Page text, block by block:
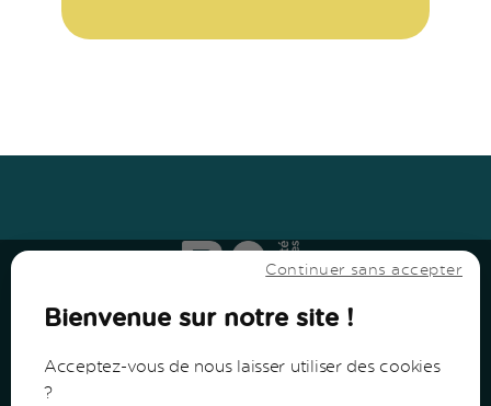
Continuer sans accepter
Bienvenue sur notre site !
Acceptez-vous de nous laisser utiliser des cookies
?